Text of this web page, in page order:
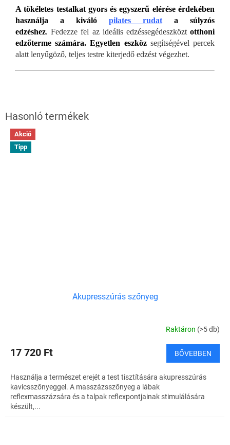
A tökéletes testalkat gyors és egyszerű elérése érdekében
használja a kiváló pilates rudat a súlyzós
edzéshez. Fedezze fel az ideális edzéssegédeszközt otthoni
edzőterme számára. Egyetlen eszköz segítségével percek
alatt lenyűgöző, teljes testre kiterjedő edzést végezhet.
Akció
Tipp
Akupresszúrás szőnyeg
Raktáron (>5 db)
17 720 Ft BŐVEBBEN
Használja a természet erejét a test tisztítására akupresszúrás
kavicsszőnyeggel. A masszázsszőnyeg a lábak
reflexmasszázsára és a talpak reflexpontjainak stimulálására
készült,...